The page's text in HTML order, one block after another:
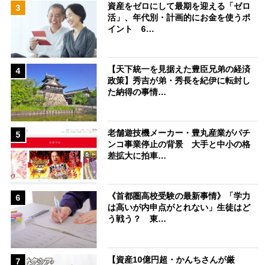
3
資産をゼロにして最期を迎える「ゼロ
活」、年代別・計画的にお金を使うポ
イント 6…
4
【天下統一を見据えた豊臣兄弟の経済
政策】秀吉が弟・秀長を紀伊に転封し
た納得の事情…
5
老舗遊技機メーカー・豊丸産業がパチ
ンコ事業停止の背景 大手と中小の格
差拡大に拍車…
6
《首都圏高校受験の最新事情》「学力
は高いが内申点がとれない」生徒はど
う戦う？ 東…
7 【資産10億円超・かんちさんが厳